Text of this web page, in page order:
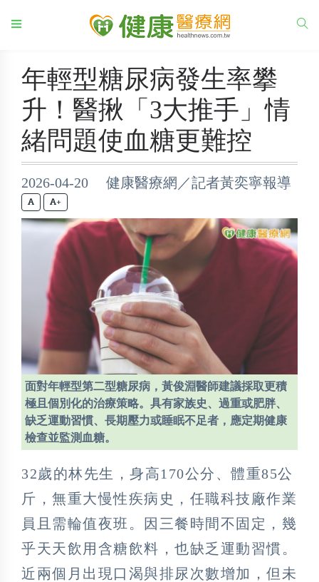
年輕型糖尿病發生率攀
升！醫揪「3大推手」情
緒問題使血糖更難控
2026-04-20 健康醫療網／記者黃奕寧報導
+
面對年輕型第二型糖尿病，黃俊淵醫師建議採取更積
極且個別化的治療策略。具有家族史、過重或肥胖、
缺乏運動習慣、長期壓力或睡眠不足者，應定期健康
檢查並監測血糖。
32歲的林先生，身高170公分、體重85公
斤，無重大慢性疾病史，任職科技廠作業
員且需輪值夜班。因三餐時間不固定，幾
乎天天飲用含糖飲料，也缺乏運動習慣。
近兩個月出現口渴與排尿次數增加，但未